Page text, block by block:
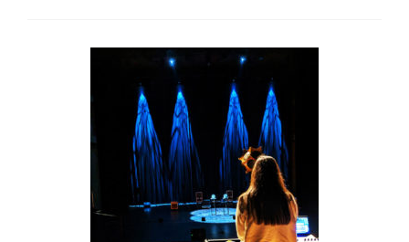
novembre
Ensemble
Inicia!
la
mémoire
compositeur
vénitien